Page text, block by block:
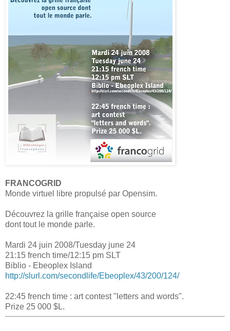
FRANCOGRID
Monde virtuel libre propulsé par Opensim.
Découvrez la grille française open source
dont tout le monde parle.
Mardi 24 juin 2008/Tuesday june 24
21:15 french time/12:15 pm SLT
Biblio - Ebeoplex Island
http://slurl.com/secondlife/Ebeoplex/43/200/124/
22:45 french time : art contest "letters and words".
Prize 25 000 $L.